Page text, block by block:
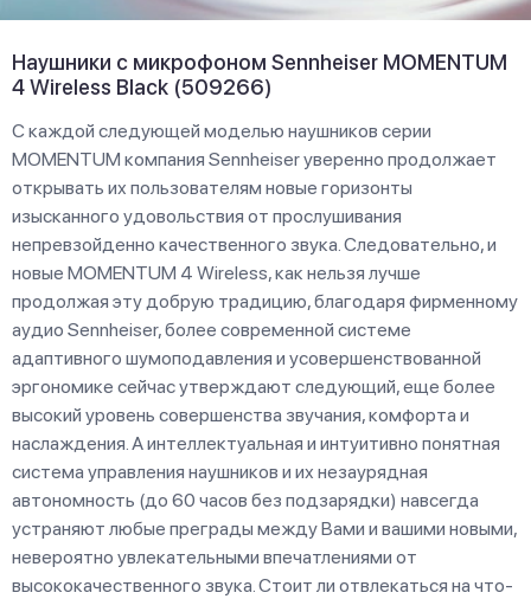
Наушники с микрофоном Sennheiser MOMENTUM
4 Wireless Black (509266)
С каждой следующей моделью наушников серии
MOMENTUM компания Sennheiser уверенно продолжает
открывать их пользователям новые горизонты
изысканного удовольствия от прослушивания
непревзойденно качественного звука. Следовательно, и
новые MOMENTUM 4 Wireless, как нельзя лучше
продолжая эту добрую традицию, благодаря фирменному
аудио Sennheiser, более современной системе
адаптивного шумоподавления и усовершенствованной
эргономике сейчас утверждают следующий, еще более
высокий уровень совершенства звучания, комфорта и
наслаждения. А интеллектуальная и интуитивно понятная
система управления наушников и их незаурядная
автономность (до 60 часов без подзарядки) навсегда
устраняют любые преграды между Вами и вашими новыми,
невероятно увлекательными впечатлениями от
высококачественного звука. Стоит ли отвлекаться на что-